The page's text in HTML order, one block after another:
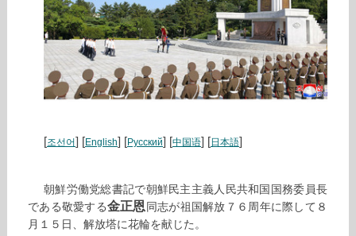
[조선어] [English] [Русский] [中国语] [日本語]
朝鮮労働党総書記で朝鮮民主主義人民共和国国務委員長
である敬愛する金正恩同志が祖国解放７６周年に際して８
月１５日、解放塔に花輪を献じた。